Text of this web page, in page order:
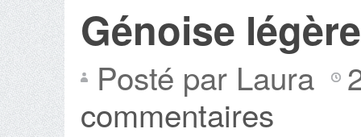
Génoise
Posté par Laura
commentaires